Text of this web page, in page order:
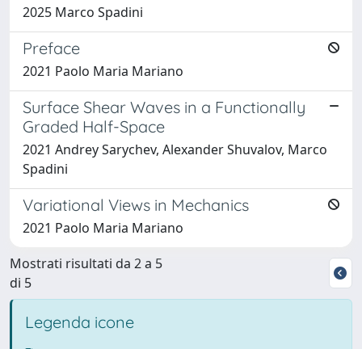
2025 Marco Spadini
Preface
2021 Paolo Maria Mariano
Surface Shear Waves in a Functionally
Graded Half-Space
2021 Andrey Sarychev, Alexander Shuvalov, Marco
Spadini
Variational Views in Mechanics
2021 Paolo Maria Mariano
Mostrati risultati da 2 a 5
di 5
Legenda icone